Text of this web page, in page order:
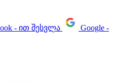
- ით შესვლა
Google -